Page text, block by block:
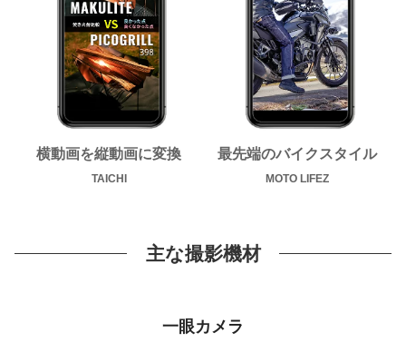
横動画を縦動画に変換
TAICHI
最先端のバイクスタイル
MOTO LIFEZ
主な撮影機材
一眼カメラ